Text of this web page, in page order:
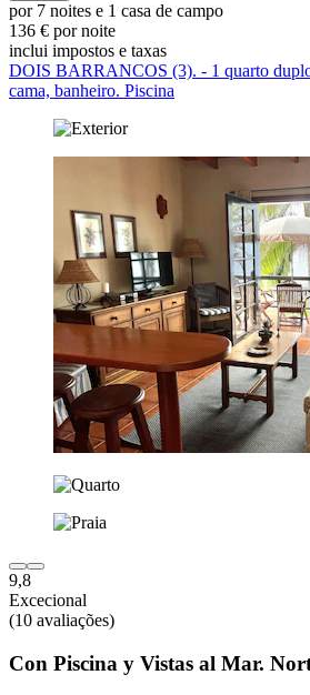
por 7 noites e 1 casa de campo
136 € por noite
inclui impostos e taxas
DOIS BARRANCOS (3). - 1 quarto
cama, banheiro. Piscina
9,8
Excecional
(10 avaliações)
Con Piscina y Vistas al Mar.